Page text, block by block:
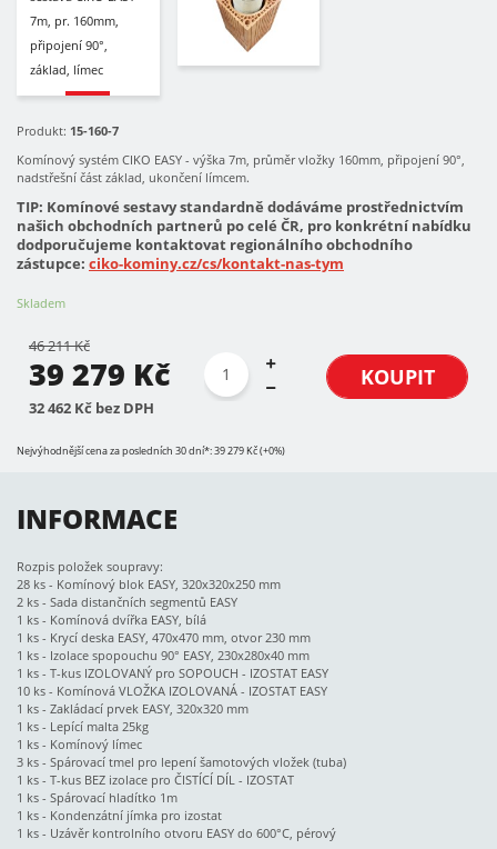
Produkt: 15-160-7
Komínový systém CIKO EASY - výška 7m, průměr vložky 160mm, připojení 90°,
nadstřešní část základ, ukončení límcem.
TIP: Komínové sestavy standardně dodáváme prostřednictvím
našich obchodních partnerů po celé ČR, pro konkrétní nabídku
dodporučujeme kontaktovat regionálního obchodního
zástupce: ciko-kominy.cz/cs/kontakt-nas-tym
Skladem
46 211 Kč
39 279 Kč
32 462 Kč bez DPH
KOUPIT
Nejvýhodnější cena za posledních 30 dní*: 39 279 Kč (+0%)
INFORMACE
Rozpis položek soupravy:
28 ks - Komínový blok EASY, 320x320x250 mm
2 ks - Sada distančních segmentů EASY
1 ks - Komínová dvířka EASY, bílá
1 ks - Krycí deska EASY, 470x470 mm, otvor 230 mm
1 ks - Izolace spopouchu 90° EASY, 230x280x40 mm
1 ks - T-kus IZOLOVANÝ pro SOPOUCH - IZOSTAT EASY
10 ks - Komínová VLOŽKA IZOLOVANÁ - IZOSTAT EASY
1 ks - Zakládací prvek EASY, 320x320 mm
1 ks - Lepící malta 25kg
1 ks - Komínový límec
3 ks - Spárovací tmel pro lepení šamotových vložek (tuba)
1 ks - T-kus BEZ izolace pro ČISTÍCÍ DÍL - IZOSTAT
1 ks - Spárovací hladítko 1m
1 ks - Kondenzátní jímka pro izostat
1 ks - Uzávěr kontrolního otvoru EASY do 600°C, pérový